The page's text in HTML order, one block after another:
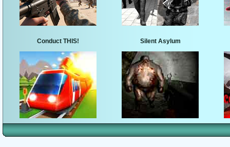
Conduct THIS! Silent Asylum